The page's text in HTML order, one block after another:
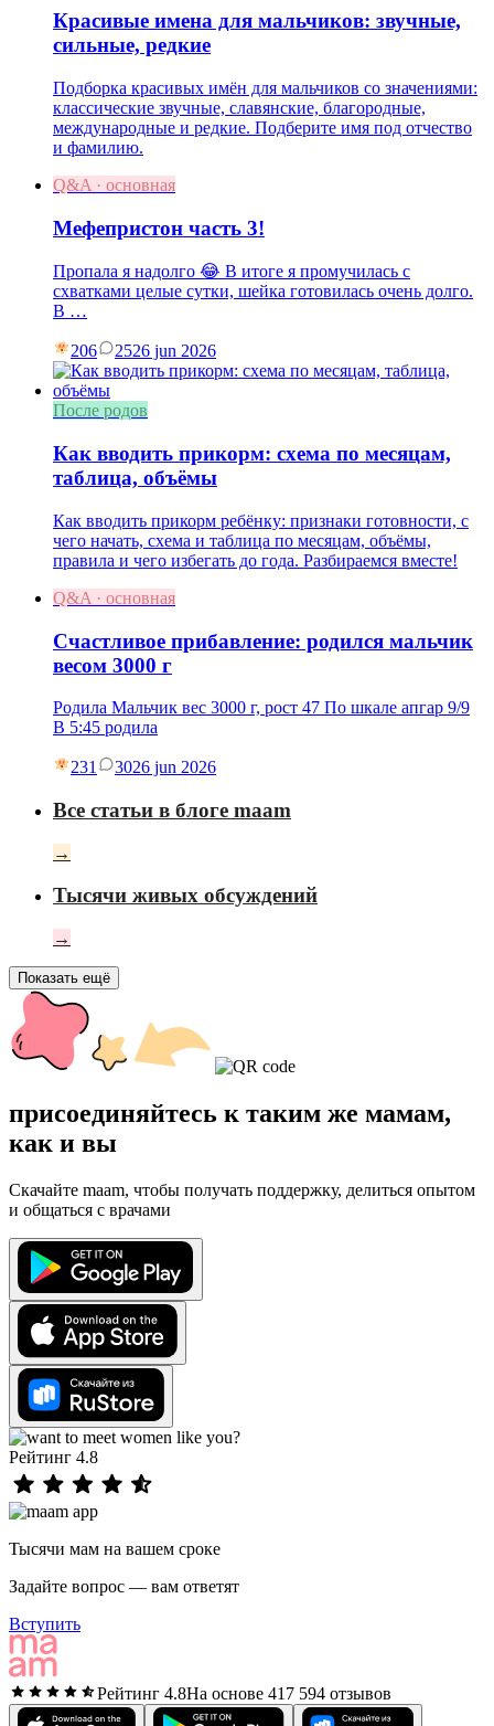
Красивые имена для мальчиков: звучные,
сильные, редкие
Подборка красивых имён для мальчиков со значениями:
классические звучные, славянские, благородные,
международные и редкие. Подберите имя под отчество
и фамилию.
Q&A · основная
Мефепристон часть 3!
Пропала я надолго 😂 В итоге я промучилась с
схватками целые сутки, шейка готовилась очень долго.
В …
206 2526 jun 2026
После родов
Как вводить прикорм: схема по месяцам,
таблица, объёмы
Как вводить прикорм ребёнку: признаки готовности, с
чего начать, схема и таблица по месяцам, объёмы,
правила и чего избегать до года. Разбираемся вместе!
Q&A · основная
Счастливое прибавление: родился мальчик
весом 3000 г
Родила Мальчик вес 3000 г, рост 47 По шкале апгар 9/9
В 5:45 родила
231 3026 jun 2026
Все статьи в блоге maam
→
Тысячи живых обсуждений
→
Показать ещё
присоединяйтесь к таким же мамам,
как и вы
Скачайте maam, чтобы получать поддержку, делиться опытом
и общаться с врачами
Рейтинг 4.8
Тысячи мам на вашем сроке
Задайте вопрос — вам ответят
Вступить
Рейтинг 4.8На основе 417 594 отзывов